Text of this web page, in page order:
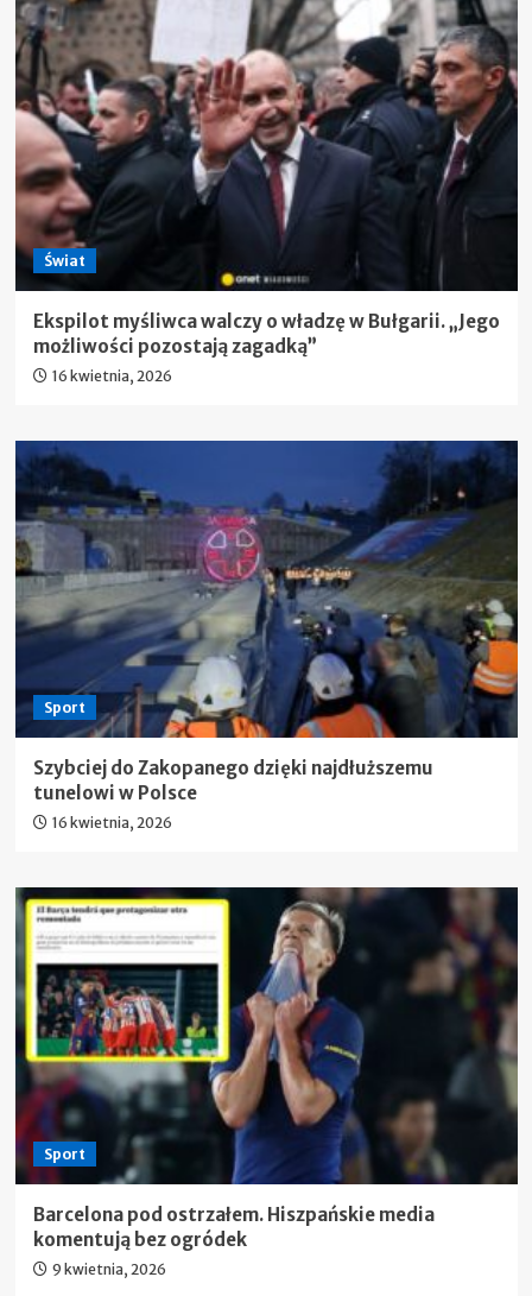
Świat
Ekspilot myśliwca walczy o władzę w Bułgarii. „Jego
możliwości pozostają zagadką”
16 kwietnia, 2026
Sport
Szybciej do Zakopanego dzięki najdłuższemu
tunelowi w Polsce
16 kwietnia, 2026
Sport
Barcelona pod ostrzałem. Hiszpańskie media
komentują bez ogródek
9 kwietnia, 2026